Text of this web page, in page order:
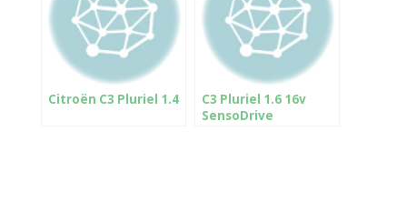
Citroën C3 Pluriel 1.4
C3 Pluriel 1.6 16v
SensoDrive